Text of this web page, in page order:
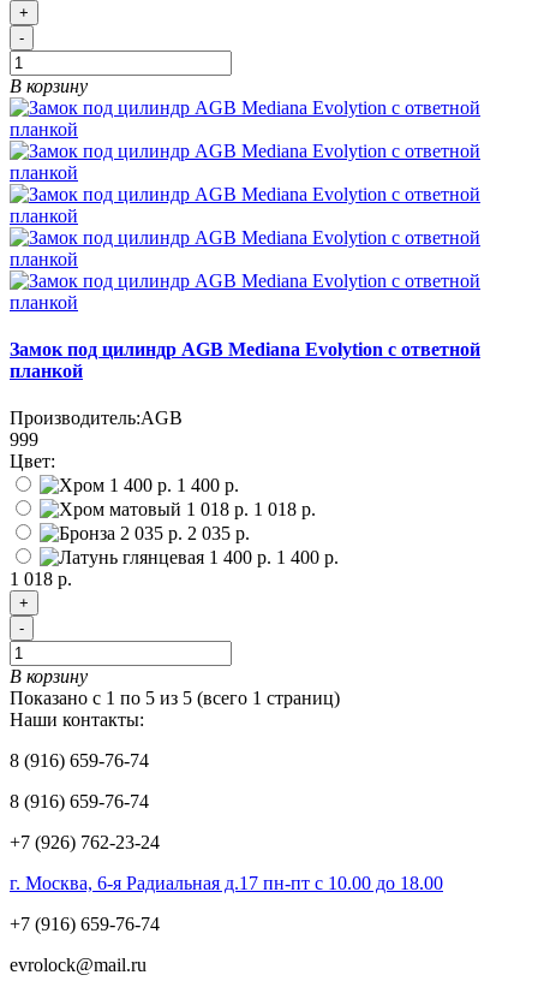
+
-
В корзину
Замок под цилиндр AGB Mediana Evolytion с ответной
планкой
Производитель:AGB
999
Цвет:
1 400 р.
1 018 р.
2 035 р.
1 400 р.
1 018 р.
+
-
В корзину
Показано с 1 по 5 из 5 (всего 1 страниц)
Наши контакты:
8 (916) 659-76-74
8 (916) 659-76-74
+7 (926) 762-23-24
г. Москва, 6-я Радиальная д.17 пн-пт с 10.00 до 18.00
+7 (916) 659-76-74
evrolock@mail.ru